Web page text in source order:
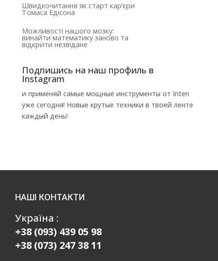
Швидкочитання як старт кар’єри
Томаса Едісона
Можливості нашого мозку:
винайти математику заново та
відкрити незвідане
Подпишись на наш профиль в
Instagram
и применяй самые мощные инструменты от Inten
уже сегодня! Новые крутые техники в твоей ленте
каждый день!
НАШІ КОНТАКТИ
Україна :
+38 (093) 439 05 98
+38 (073) 247 38 11